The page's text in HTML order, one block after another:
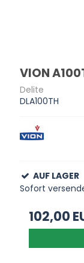
VION
Delite
DLA100TH
AUF LAGER
Sofort
102,00